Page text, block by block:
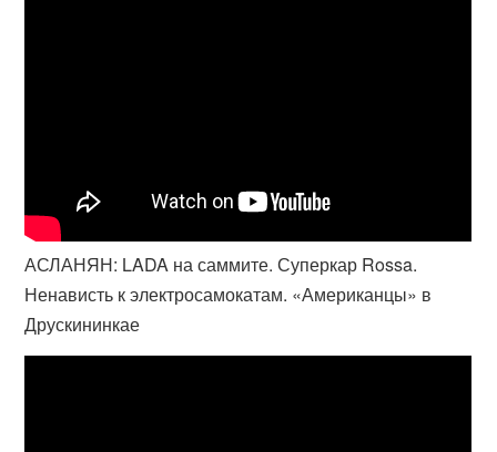
АСЛАНЯН: LADA на саммите. Суперкар Rossa.
Ненависть к электросамокатам. «Американцы» в
Друскининкае